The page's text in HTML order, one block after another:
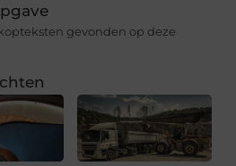
gevonden op deze